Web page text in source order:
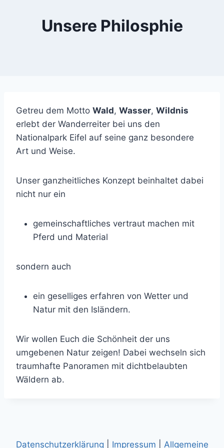
Unsere Philosphie
Getreu dem Motto Wald, Wasser, Wildnis
erlebt der Wanderreiter bei uns den
Nationalpark Eifel auf seine ganz besondere
Art und Weise.
Unser ganzheitliches Konzept beinhaltet dabei
nicht nur ein
gemeinschaftliches vertraut machen mit
Pferd und Material
sondern auch
ein geselliges erfahren von Wetter und
Natur mit den Isländern.
Wir wollen Euch die Schönheit der uns
umgebenen Natur zeigen! Dabei wechseln sich
traumhafte Panoramen mit dichtbelaubten
Wäldern ab.
Datenschutzerklärung Impressum Allgemeine